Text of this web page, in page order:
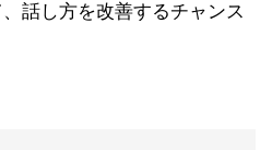
話し方を改善するチャンス